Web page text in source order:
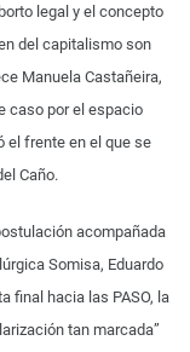
legal y el concepto
del capitalismo son
Manuela Castañeira,
caso por el espacio
el frente en el que se
Caño.
acompañada
Somisa, Eduardo
final hacia las PASO, la
tan marcada”